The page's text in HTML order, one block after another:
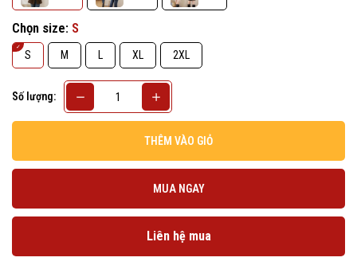
Chọn size: S
S M L XL 2XL
Số lượng:
THÊM VÀO GIỎ
MUA NGAY
Liên hệ mua